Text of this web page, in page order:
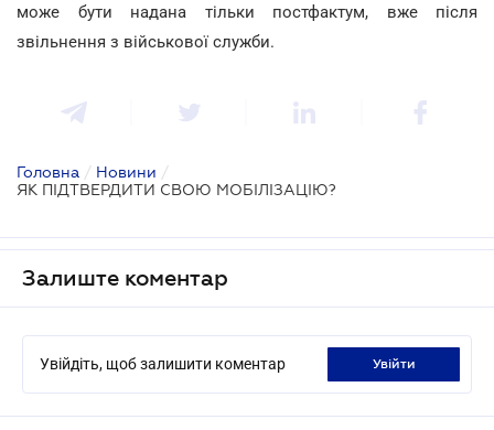
може бути надана тільки постфактум, вже після
звільнення з військової служби.
Головна / Новини /
ЯК ПІДТВЕРДИТИ СВОЮ МОБІЛІЗАЦІЮ?
Залиште коментар
Увійдіть, щоб залишити коментар увійти